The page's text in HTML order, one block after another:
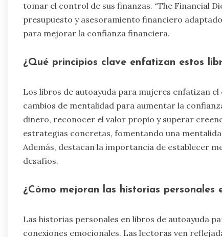
tomar el control de sus finanzas. “The Financial
presupuesto y asesoramiento financiero
para mejorar la confianza financiera.
¿Qué principios clave enfatizan estos
Los libros de autoayuda para mujeres enfatizan
cambios de mentalidad para aumentar la
dinero, reconocer el valor propio y superar
estrategias concretas, fomentando una
Además, destacan la importancia de establecer
desafíos.
¿Cómo mejoran las historias
Las historias personales en libros de autoayuda
conexiones emocionales. Las lectoras ven